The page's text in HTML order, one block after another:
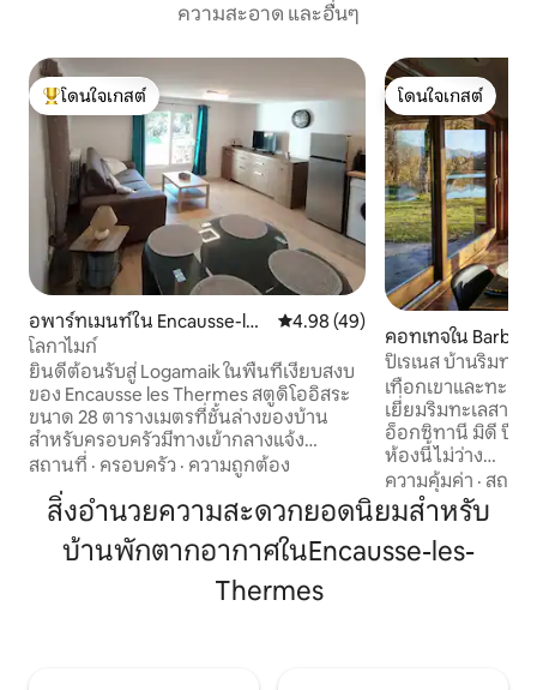
ความสะอาด และอื่นๆ
โดนใจเกสต์ที่สุด
โดนใจเกสต์
อพาร์ทเมนท์ใน Encausse-les-
Thermes
คะแนนเฉลี่ย 4.98 จาก 5, 49 รีวิว
4.98 (49)
โลกาไมก์
ยินดีต้อนรับสู่ Logamaik ในพื้นที่เงียบสงบ
ของ Encausse les Thermes สตูดิโออิสระ
ขนาด 28 ตารางเมตรที่ชั้นล่างของบ้าน
สำหรับครอบครัวมีทางเข้ากลางแจ้ง
โดยตรง คุณจะเพลิดเพลินไปกับสวนได้
อย่างสบายใจ ที่จอดรถส่วนตัวจากที่พัก
ที่พักที่มีห้องหลัก: ห้องครัวติดตั้งห้องนั่ง
เล่นโซฟาเบดขนาด 140x190 Wi-Fi บ็อกซ์
ทีวีพื้นที่รับประทานอาหาร ห้องน้ำ: ฝักบัว
โต๊ะเครื่องแป้งโถสุขภัณฑ์เครื่องอบผ้า
ขนหนู มีเครื่องนอนและผ้าขนหนูให้ สูบบุหรี่
สถานที่ · ครอบครัว · ความถูกต้อง
โดนใจเกสต์
โดนใจเกสต์
คอทเทจใน
ปิเรเนส บ้านริมทะ
โซล"
เทือกเขาและทะเล
เยี่ยมริมทะเลสาบ
อ็อกซิทานี มิดี ปีเรเนส 31 - 2
ห้องนี้ไม่ว่าง
https://
- ใน Cul-de-sac ที่
(การขี่จักรยานเสือ
ป่าการปีนเขากอล์
ร่มร่อน) - ทัวร์: St
ความคุ้มค่า · สถาน
สิ่งอำนวยความสะดวกยอดนิยมสำหรับ
บ้านพักตากอากาศในEncausse-les-
Thermes